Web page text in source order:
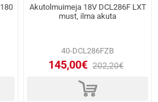
Akutolmuimeja 18V DCL286F LXT
must, ilma akuta
40-DCL286FZB
145,00€ 202,20€
d